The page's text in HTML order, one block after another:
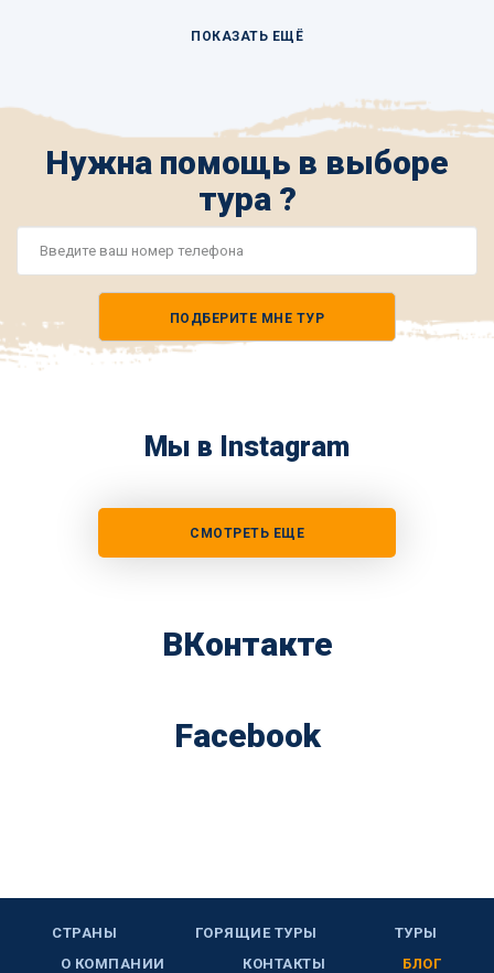
ПОКАЗАТЬ ЕЩЁ
Нужна помощь в выборе
тура ?
ПОДБЕРИТЕ МНЕ ТУР
Мы в Instagram
СМОТРЕТЬ ЕЩЕ
ВКонтакте
Facebook
СТРАНЫ ГОРЯЩИЕ ТУРЫ
ТУРЫ
О КОМПАНИИ
КОНТАКТЫ БЛОГ